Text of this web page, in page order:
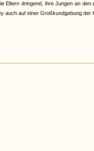
Eltern dringend, ihre Jungen an
auch auf einer Großkundgebung der